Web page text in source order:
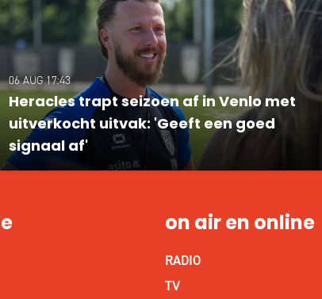
06 AUG 17:43
Heracles trapt seizoen af in Venlo met
uitverkocht uitvak: 'Geeft een goed
signaal af'
on air en online
RADIO
TV